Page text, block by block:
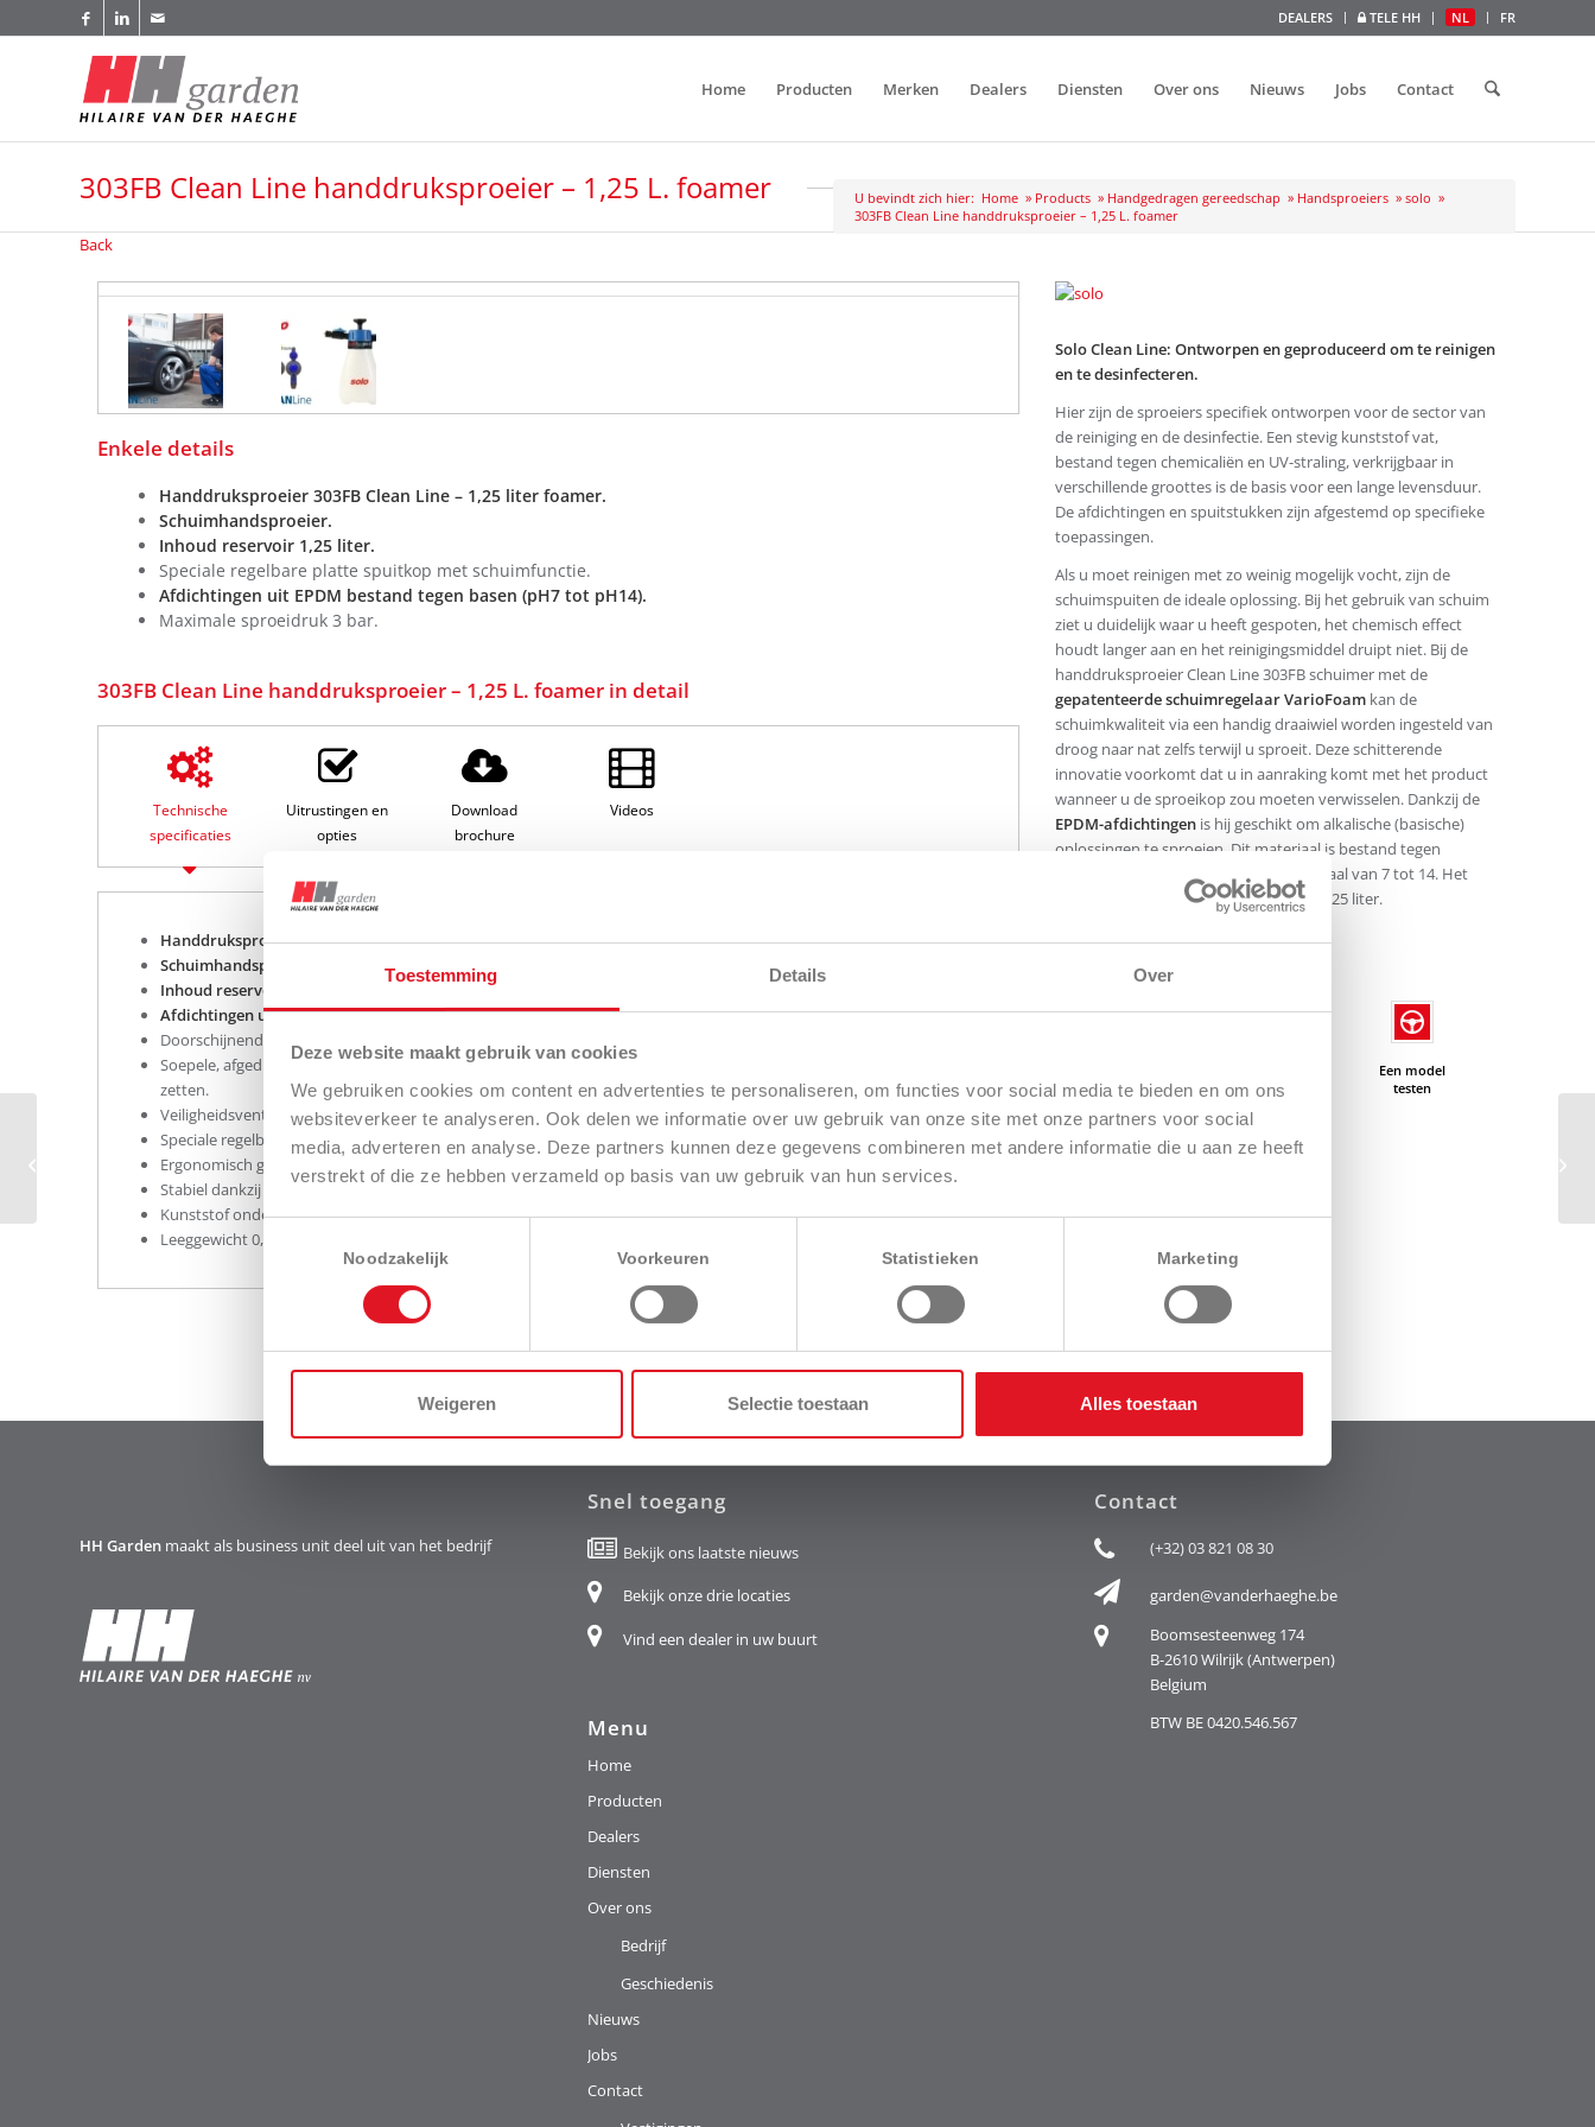
Toestemming Details Over
Deze website maakt gebruik van cookies
We gebruiken cookies om content en advertenties te personaliseren, om functies voor social media te bieden en om ons
websiteverkeer te analyseren. Ook delen we informatie over uw gebruik van onze site met onze partners voor social
media, adverteren en analyse. Deze partners kunnen deze gegevens combineren met andere informatie die u aan ze heeft
verstrekt of die ze hebben verzameld op basis van uw gebruik van hun services.
Noodzakelijk Voorkeuren Statistieken Marketing
Weigeren Selectie toestaan Alles toestaan
DEALERS TELE HH NL FR
Home Producten Merken Dealers Diensten Over ons Nieuws Jobs Contact
303FB Clean Line handdruksproeier – 1,25 L. foamer U bevindt zich hier: Home » Products » Handgedragen gereedschap » Handsproeiers » solo »
303FB Clean Line handdruksproeier – 1,25 L. foamer
Back
Enkele details
Handdruksproeier 303FB Clean Line – 1,25 liter foamer.
Schuimhandsproeier.
Inhoud reservoir 1,25 liter.
Speciale regelbare platte spuitkop met schuimfunctie.
Afdichtingen uit EPDM bestand tegen basen (pH7 tot pH14).
Maximale sproeidruk 3 bar.
303FB Clean Line handdruksproeier – 1,25 L. foamer in detail
Technische
specificaties
Uitrustingen en
opties
Download
brochure
Videos
Handdruksproeier 303FB Clean Line – 1,25 liter foamer.
Schuimhandsproeier.
Inhoud reservoir 1,25 liter.
Afdichtingen uit EPDM bestand tegen basen (pH7 tot pH14).
Doorschijnend, licht en stevig vat met duidelijk zichtbare inhoudsaandduiding en grote vulopening.
Soepele, afgedichte pomp met grote pomphendel om de spuit snel en efficiënt tot maximaal 3 bar onder druk te
zetten.
Veiligheidsventiel om de druk af te laten voor u het vat leegmaakt.
Speciale regelbare platte spuitkop met schuimfunctie.
Ergonomisch gevormde en robuuste handgreep voor een goede houvast ook met handschoenen.
Stabiel dankzij 3 voetsteunen en conisch vat.
Kunststof onderdelen van speciaal corrosievrijmateriaal bestand tegen chemicaliën.
Leeggewicht 0,5 kg
Solo Clean Line: Ontworpen en geproduceerd om te reinigen
en te desinfecteren.
Hier zijn de sproeiers specifiek ontworpen voor de sector van
de reiniging en de desinfectie. Een stevig kunststof vat,
bestand tegen chemicaliën en UV-straling, verkrijgbaar in
verschillende groottes is de basis voor een lange levensduur.
De afdichtingen en spuitstukken zijn afgestemd op specifieke
toepassingen.
Als u moet reinigen met zo weinig mogelijk vocht, zijn de
schuimspuiten de ideale oplossing. Bij het gebruik van schuim
ziet u duidelijk waar u heeft gespoten, het chemisch effect
houdt langer aan en het reinigingsmiddel druipt niet. Bij de
handdruksproeier Clean Line 303FB schuimer met de
gepatenteerde schuimregelaar VarioFoamkan de
schuimkwaliteit via een handig draaiwiel worden ingesteld van
droog naar nat zelfs terwijl u sproeit. Deze schitterende
innovatie voorkomt dat u in aanraking komt met het product
wanneer u de sproeikop zou moeten verwisselen. Dankzij de
EPDM-afdichtingenis hij geschikt om alkalische (basische)
oplossingen te sproeien. Dit materiaal is bestand tegen
alcoholen en basen binnen een pH-schaal van 7 tot 14. Het
sproeireservoir heeft een inhoud van 1,25 liter.
INTERACTIES
vinden
Een model
testen
HH Garden maakt als business unit deel uit van het bedrijf
Snel toegang
Bekijk ons laatste nieuws
Bekijk onze drie locaties
Vind een dealer in uw buurt
Menu
Home
Producten
Dealers
Diensten
Over ons
Bedrijf
Geschiedenis
Nieuws
Jobs
Contact
Contact
(+32) 03 821 08 30
garden@vanderhaeghe.be
Boomsesteenweg 174
B-2610 Wilrijk (Antwerpen)
Belgium
BTW BE 0420.546.567
303FA Clean Line
handdruksproeier –